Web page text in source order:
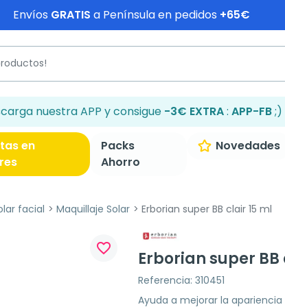
Envíos GRATIS a Península en pedidos +65€
nuestra APP y consigue -3€ EXTRA: APP-FB;)
en
Packs
Ahorro
Novedades
facial Maquillaje Solar Erborian super BB clair 15 ml
favorite_border
Erborian super BB
Referencia: 310451
Ayuda a mejorar la